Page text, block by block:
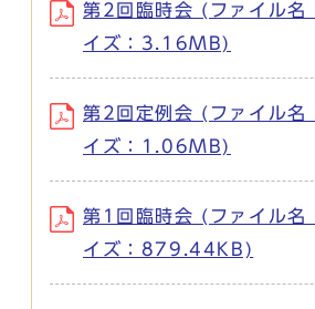
第2回臨時会 (ファイル
イズ：3.16MB)
第2回定例会 (ファイル
イズ：1.06MB)
第1回臨時会 (ファイル
イズ：879.44KB)